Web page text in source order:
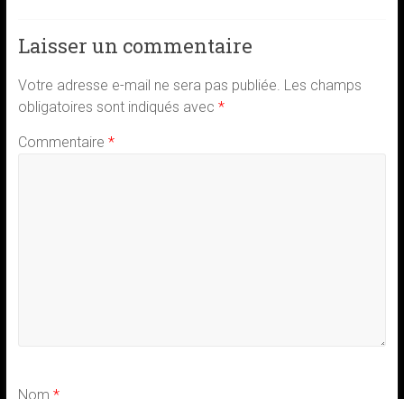
Laisser un commentaire
Votre adresse e-mail ne sera pas publiée. Les champs
obligatoires sont indiqués avec *
Commentaire *
Nom *